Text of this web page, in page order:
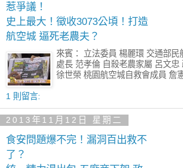
惹爭議！
史上最大！徵收3073公頃！打造
航空城 逼死老農夫？
來賓： 立法委員 楊麗環 交通部民
處長 范孝倫 自殺老農家屬 呂文忠
徐世榮 桃園航空城自救會成員 詹
1 則留言:
2013年11月12日 星期二
食安問題爆不完！漏洞百出救不
了？